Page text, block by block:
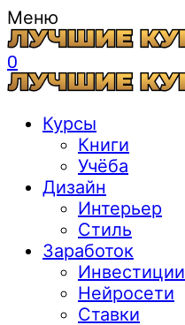
Меню
0
Курсы
Книги
Учёба
Дизайн
Интерьер
Стиль
Заработок
Инвестиции
Нейросети
Ставки